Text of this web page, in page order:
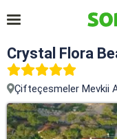
Crystal Flora
Çifteçesmeler Mevkii